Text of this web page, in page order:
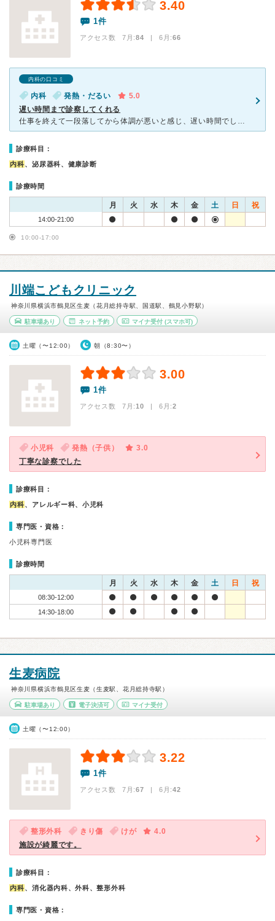
3.40
1件
アクセス数 7月:84 | 6月:66
内科の口コミ
内科 発熱・だるい
5.0
遅い時間まで診察してくれる
仕事を終えて一段落してから体調が悪いと感じ、遅い時間でしたが、まだ診療時間中だったこちらのクリニックにうかがい診ていただきました。その日は微熱があったため、コロナとインフルエンザの検査をそれぞれ行って
診療科目：
内科、泌尿器科、健康診断
診療時間
月 火 水 木 金 土 日 祝
14:00-21:00
10:00-17:00
川端こどもクリニック
神奈川県横浜市鶴見区生麦（花月総持寺駅、国道駅、鶴見小野駅）
駐車場あり ネット予約 マイナ受付 (スマホ可)
土曜（〜12:00） 朝（8:30〜）
3.00
1件
アクセス数 7月:10 | 6月:2
小児科 発熱（子供）
3.0
丁寧な診察でした
診療科目：
内科、アレルギー科、小児科
専門医・資格：
小児科専門医
診療時間
月 火 水 木 金 土 日 祝
08:30-12:00
14:30-18:00
生麦病院
神奈川県横浜市鶴見区生麦（生麦駅、花月総持寺駅）
駐車場あり 電子決済可 マイナ受付
土曜（〜12:00）
3.22
1件
アクセス数 7月:67 | 6月:42
整形外科 きり傷 けが
4.0
施設が綺麗です。
診療科目：
内科、消化器内科、外科、整形外科
専門医・資格：